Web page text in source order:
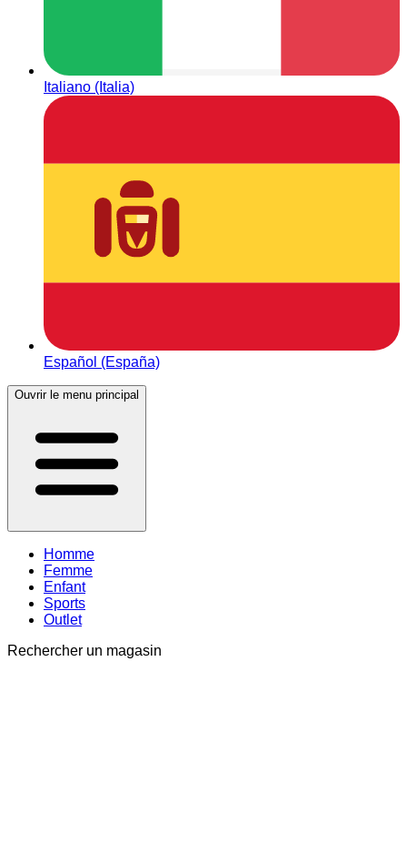
Italiano (Italia)
Español (España)
Ouvrir le menu principal
Homme
Femme
Enfant
Sports
Outlet
Rechercher un magasin